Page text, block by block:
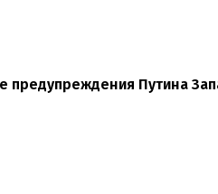
предупреждения Путина